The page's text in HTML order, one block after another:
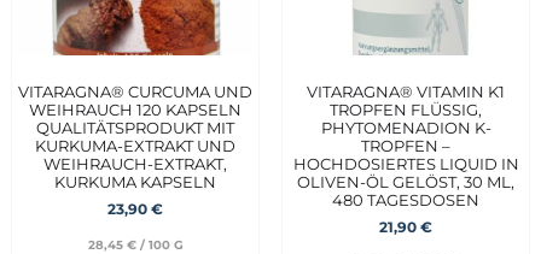
VITARAGNA® CURCUMA UND
WEIHRAUCH 120 KAPSELN
QUALITÄTSPRODUKT MIT
KURKUMA-EXTRAKT UND
WEIHRAUCH-EXTRAKT,
KURKUMA KAPSELN
23,90 €
28,45 €/ 100 G
VITARAGNA® VITAMIN K1
TROPFEN FLÜSSIG,
PHYTOMENADION K-
TROPFEN –
HOCHDOSIERTES LIQUID IN
OLIVEN-ÖL GELÖST, 30 ML,
480 TAGESDOSEN
21,90 €